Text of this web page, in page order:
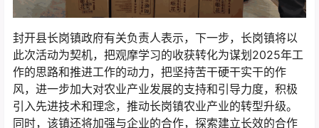
封开县长岗镇政府有关负责人表示，下一步，长岗镇将以
此次活动为契机，把观摩学习的收获转化为谋划2025年工
作的思路和推进工作的动力，把坚持苦干硬干实干的作
风，进一步加大对农业产业发展的支持和引导力度，积极
引入先进技术和理念，推动长岗镇农业产业的转型升级。
同时，该镇还将加强与企业的合作，探索建立长效的合作